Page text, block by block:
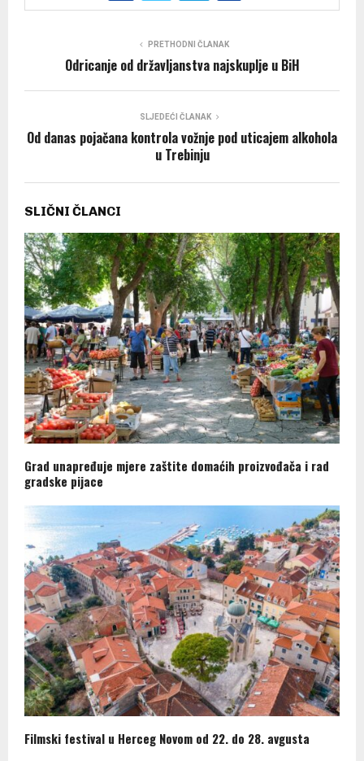
PRETHODNI ČLANAK
Odricanje od državljanstva najskuplje u BiH
SLJEDEĆI ČLANAK
Od danas pojačana kontrola vožnje pod uticajem alkohola
u Trebinju
SLIČNI ČLANCI
Grad unapređuje mjere zaštite domaćih proizvođača i rad
gradske pijace
Filmski festival u Herceg Novom od 22. do 28. avgusta